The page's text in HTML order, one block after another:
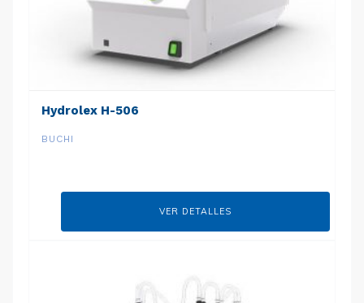
Hydrolex H-506
BUCHI
VER DETALLES